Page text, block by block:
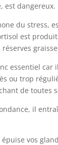
est dangereux.
du stress,
est
réserves
essentiel
ou trop
de toutes
il
épuise vos